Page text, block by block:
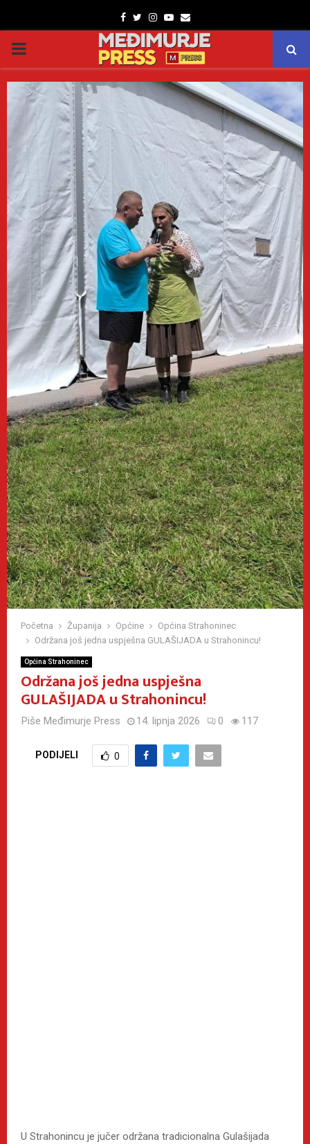
Facebook
TwitterInstagram
Youtube
Email
PRIMARY
MENU
Početna Županija Općine
Općina Strahoninec
Održana još jedna uspješna GULAŠIJADA u Strahonincu!
Općina Strahoninec
Održana još jedna uspješna
GULAŠIJADA u Strahonincu!
Piše Međimurje Press 14. lipnja 2026 0 117
PODIJELI 0
U Strahonincu je jučer održana tradicionalna Gulašijada